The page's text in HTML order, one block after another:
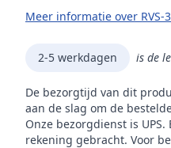
Meer informatie over RVS-
2-5 werkdagen is de
De bezorgtijd van dit
aan de slag om de
Onze bezorgdienst is
rekening gebracht. Voor